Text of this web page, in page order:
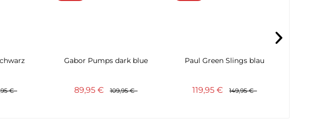
€
Gabor Pumps dark blue
89,95 € 109,95 €
Paul Green Slings blau
119,95 € 149,95 €